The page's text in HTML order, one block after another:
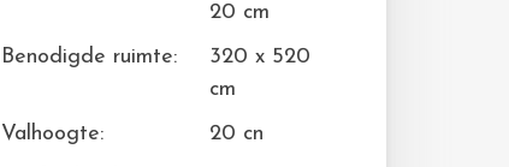
20 cm
Benodigde ruimte:
320 x 520
cm
Valhoogte:
20 cn